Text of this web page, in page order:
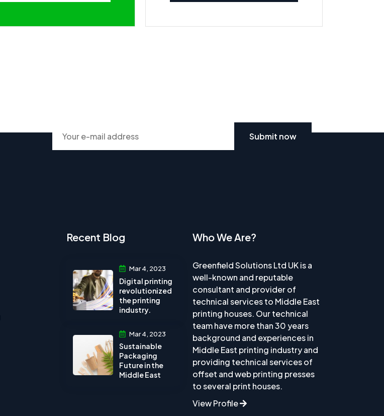
Submit now
Recent Blog
Mar 4, 2023
Digital printing
revolutionized
the printing
industry.
Mar 4, 2023
Sustainable
Packaging
Future in the
Middle East
Who We Are?
Greenfield Solutions Ltd UK is a
well-known and reputable
consultant and provider of
technical services to Middle East
printing houses. Our technical
team have more than 30 years
background and experiences in
Middle East printing industry and
providing technical services of
offset and web printing presses
to several print houses.
View Profile